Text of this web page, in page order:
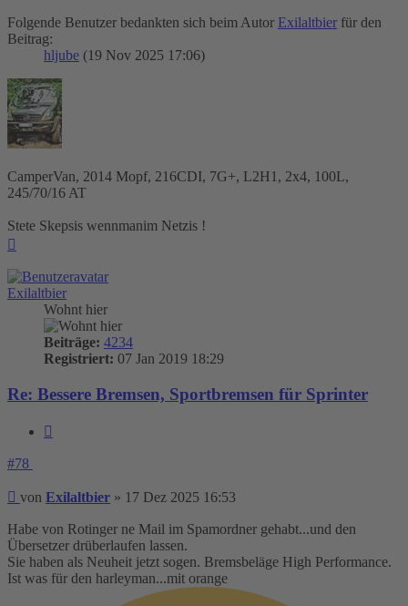
Folgende Benutzer bedankten sich beim Autor Exilaltbier für den
Beitrag:
hljube (19 Nov 2025 17:06)
CamperVan, 2014 Mopf, 216CDI, 7G+, L2H1, 2x4, 100L,
245/70/16 AT
Stete Skepsis wennmanim Netzis !
Exilaltbier
Wohnt hier
Beiträge: 4234
Registriert: 07 Jan 2019 18:29
Re: Bessere Bremsen, Sportbremsen für Sprinter
#78
Beitrag
von Exilaltbier » 17 Dez 2025 16:53
Habe von Rotinger ne Mail im Spamordner gehabt...und den
Übersetzer drüberlaufen lassen.
Sie haben als Neuheit jetzt sogen. Bremsbeläge High Performance.
Ist was für den harleyman...mit orange